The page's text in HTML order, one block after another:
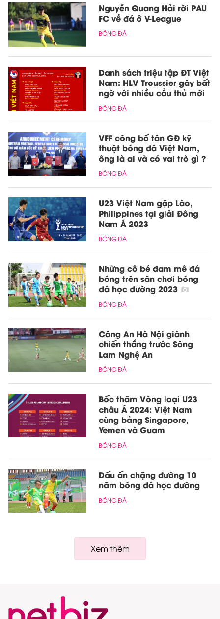
Nguyễn Quang Hải rời PAU
FC về đá ở V-League
BÓNG ĐÁ
Danh sách triệu tập ĐT Việt
Nam: HLV Troussier gây bất
ngờ với nhiều cầu thủ mới
BÓNG ĐÁ
VFF công bố tân GĐ kỹ
thuật bóng đá Việt Nam,
ông là ai và có vai trò gì ?
BÓNG ĐÁ
U23 Việt Nam gặp Lào,
Philippines tại giải Đông
Nam Á 2023
BÓNG ĐÁ
Những cô bé đam mê đá
bóng trên sân chơi bóng
đá học đường 2023
BÓNG ĐÁ
Công An Hà Nội giành
chiến thắng trước Sông
Lam Nghệ An
BÓNG ĐÁ
Bốc thăm Vòng loại U23
châu Á 2024: Việt Nam
cùng bảng Singapore,
Yemen và Guam
BÓNG ĐÁ
Dấu ấn chặng đường 10
năm bóng đá học đường
BÓNG ĐÁ
Xem thêm